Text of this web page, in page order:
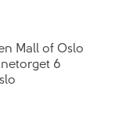
Mall of Oslo
6